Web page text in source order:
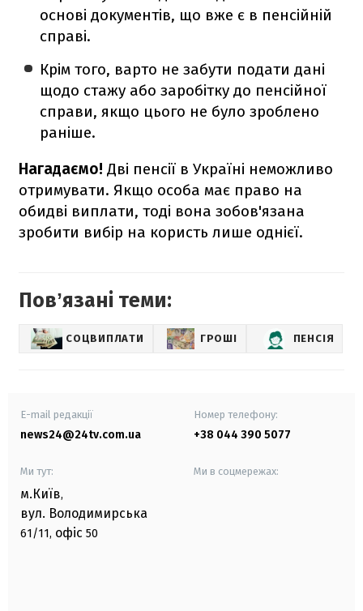
основі документів, що вже є в пенсійній
справі.
Крім того, варто не забути подати дані
щодо стажу або заробітку до пенсійної
справи, якщо цього не було зроблено
раніше.
Нагадаємо! Дві пенсії в Україні неможливо
отримувати. Якщо особа має право на
обидві виплати, тоді вона зобов'язана
зробити вибір на користь лише однієї.
Повʼязані теми:
СОЦВИПЛАТИ ГРОШІ ПЕНСІЯ
E-mail редакції
news24@24tv.com.ua
Номер телефону:
+38 044 390 5077
Ми тут:
м.Київ,
вул. Володимирська
61/11, офіс 50
Ми в соцмережах: